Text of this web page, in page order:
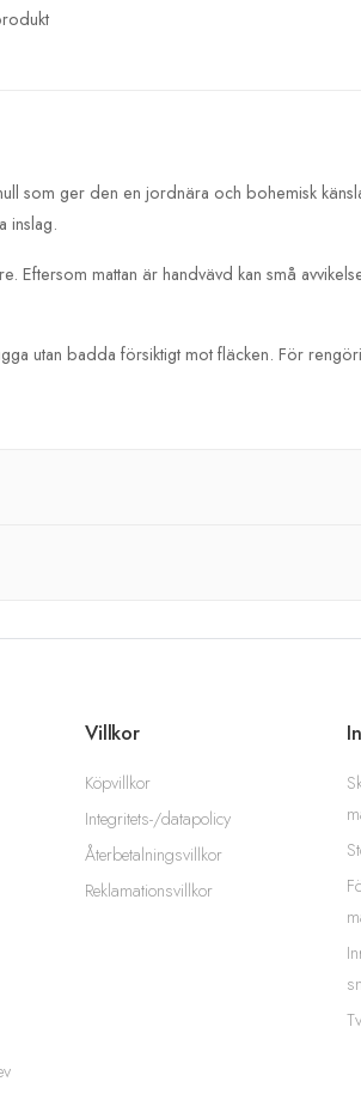
som ger den en jordnära och bohemisk
inslag.
Eftersom mattan är handvävd kan små
utan badda försiktigt mot fläcken. För
Villkor
Köpvillkor
Integritets-/datapolicy
Återbetalningsvillkor
Reklamationsvillkor